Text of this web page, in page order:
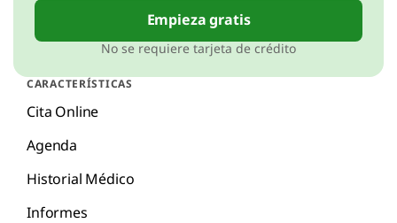
CARACTERÍSTICAS
Cita Online
Agenda
Historial Médico
Informes
Empieza gratis
No se requiere tarjeta de crédito